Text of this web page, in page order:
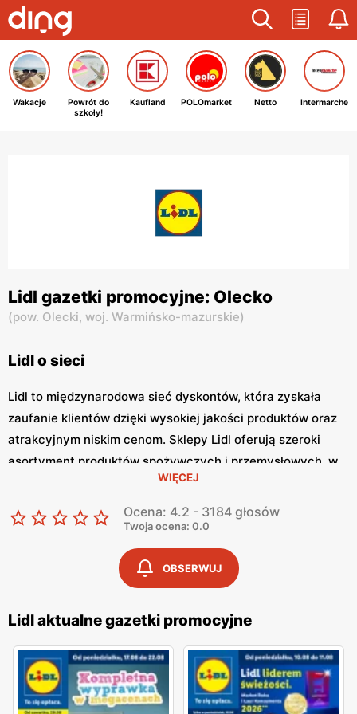
Wakacje
Powrót do
szkoły!
Kaufland POLOmarket Netto Intermarche
Lidl gazetki promocyjne: Olecko
(pow. Olecki, woj. Warmińsko-mazurskie)
Lidl o sieci
Lidl to międzynarodowa sieć dyskontów, która zyskała
zaufanie klientów dzięki wysokiej jakości produktów oraz
atrakcyjnym niskim cenom. Sklepy Lidl oferują szeroki
asortyment produktów spożywczych i przemysłowych, w
tym świeże owoce i warzywa, pieczywo, nabiał, mięso oraz
artykuły codziennego użytku. Klienci cenią sobie bogaty
wybór oraz częste promocje, które umożliwiają
oszczędności na zakupach. Jednym z kluczowych
elementów strategii marketingowej Lidl jest
, która ukazuje się regularnie.
promocyjna Lidl
prezentuje najnowsze promocje,
specjalne oferty oraz sezonowe wyprzedaże, dzięki czemu
klienci mogą planować swoje zakupy i korzystać z
wyjątkowych okazji cenowych.
Aktualna gazetka Lidl
dostępna jest zarówno w formie papierowej w sklepach,
WIĘCEJ
Ocena: 4.2 - 3184 głosów
Twoja ocena: 0.0
OBSERWUJ
Lidl aktualne gazetki promocyjne